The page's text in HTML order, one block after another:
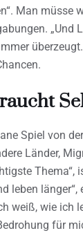
Man müsse
„Und
Spiel von
Länder,
Thema“,
leben
weiß, wie ich
für